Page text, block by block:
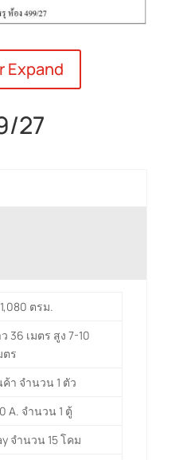
Expand
27
ตรม.
36 เมตร สูง 7-10
ตร
า จำนวน 1 ตัว
A. จำนวน 1 ตู้
จำนวน 15 โคม